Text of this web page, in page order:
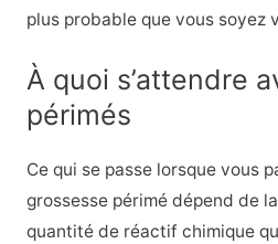
plus probable que vous soyez
À quoi s’attendre
périmés
Ce qui se passe lorsque vous
grossesse périmé dépend de
quantité de réactif chimique